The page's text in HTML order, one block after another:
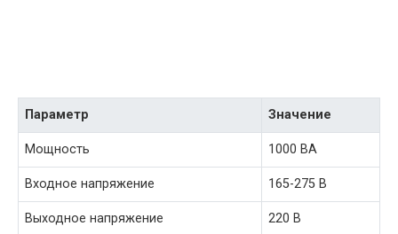
Параметр Значение
Мощность 1000 ВА
Входное напряжение 165-275 В
Выходное напряжение 220 В